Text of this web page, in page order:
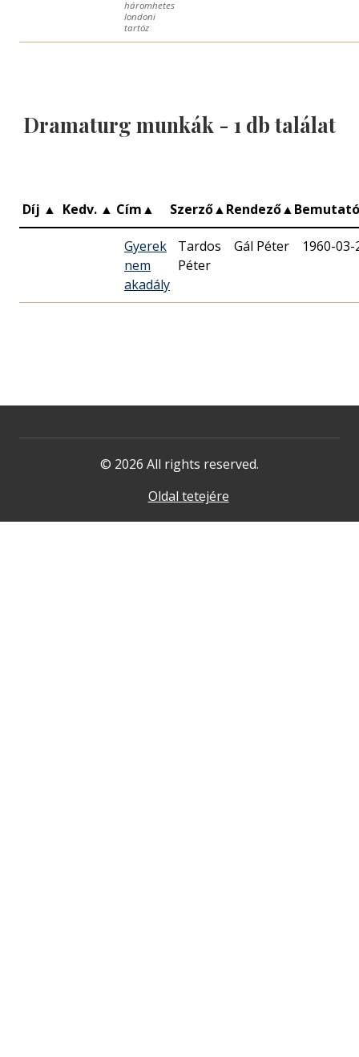
háromhetes
londoni
tartóz
Dramaturg munkák - 1 db találat
Díj ▲ Kedv. ▲ Cím▲ Szerző▲Rendező▲
Gyerek
nem
akadály
Tardos
Péter
Gál Péter 1960-03-
© 2026 All rights reserved.
Oldal tetejére